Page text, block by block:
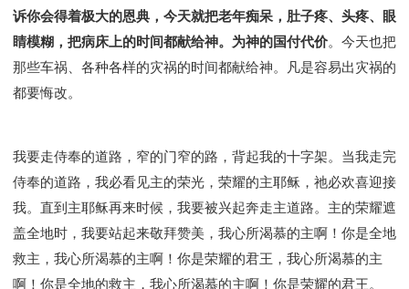
诉你会得着极大的恩典，今天就把老年痴呆，肚子疼、头疼、眼
睛模糊，把病床上的时间都献给神。为神的国付代价。今天也把
那些车祸、各种各样的灾祸的时间都献给神。凡是容易出灾祸的
都要悔改。
我要走侍奉的道路，窄的门窄的路，背起我的十字架。当我走完
侍奉的道路，我必看见主的荣光，荣耀的主耶稣，祂必欢喜迎接
我。直到主耶稣再来时候，我要被兴起奔走主道路。主的荣耀遮
盖全地时，我要站起来敬拜赞美，我心所渴慕的主啊！你是全地
救主，我心所渴慕的主啊！你是荣耀的君王，我心所渴慕的主
啊！你是全地的救主，我心所渴慕的主啊！你是荣耀的君王。